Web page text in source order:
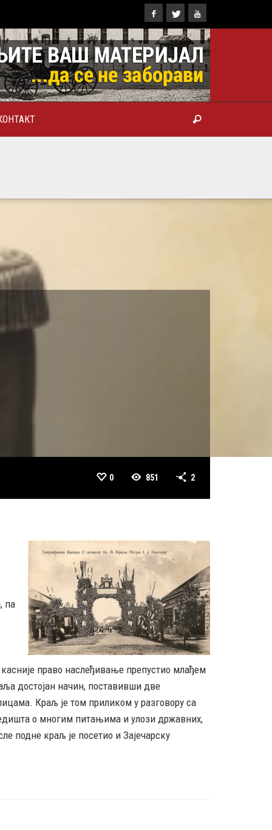
0 851 2
па
право наслеђивање препустио млађем
достојан начин, поставивши две
Краљ је том приликом у разговору са
о многим питањима и улози државних,
подне краљ је посетио и Зајечарску